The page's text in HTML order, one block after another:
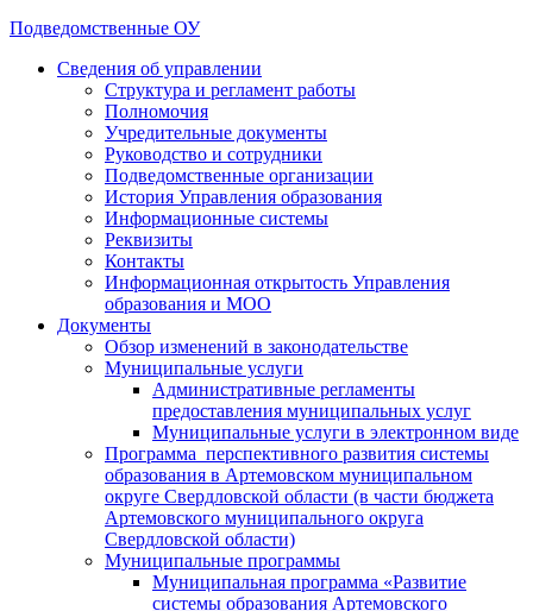
Подведомственные ОУ
Сведения об управлении
Структура и регламент работы
Полномочия
Учредительные документы
Руководство и сотрудники
Подведомственные организации
История Управления образования
Информационные системы
Реквизиты
Контакты
Информационная открытость Управления
образования и МОО
Документы
Обзор изменений в законодательстве
Муниципальные услуги
Административные регламенты
предоставления муниципальных услуг
Муниципальные услуги в электронном виде
Программа перспективного развития системы
образования в Артемовском муниципальном
округе Свердловской области (в части бюджета
Артемовского муниципального округа
Свердловской области)
Муниципальные программы
Муниципальная программа «Развитие
системы образования Артемовского